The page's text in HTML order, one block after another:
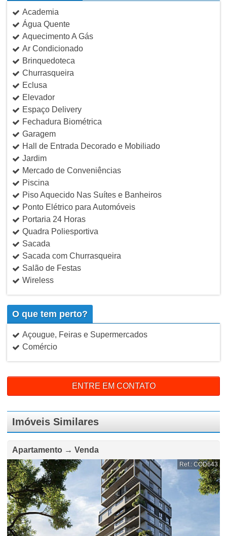
Academia
Água Quente
Aquecimento A Gás
Ar Condicionado
Brinquedoteca
Churrasqueira
Eclusa
Elevador
Espaço Delivery
Fechadura Biométrica
Garagem
Hall de Entrada Decorado e Mobiliado
Jardim
Mercado de Conveniências
Piscina
Piso Aquecido Nas Suítes e Banheiros
Ponto Elétrico para Automóveis
Portaria 24 Horas
Quadra Poliesportiva
Sacada
Sacada com Churrasqueira
Salão de Festas
Wireless
O que tem perto?
Açougue, Feiras e Supermercados
Comércio
ENTRE EM CONTATO
Imóveis Similares
Apartamento → Venda
Ref.: COD643